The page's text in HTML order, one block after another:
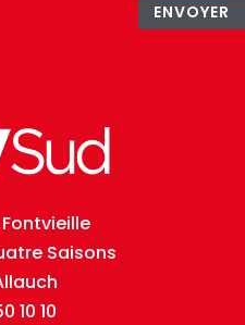
ENVOYER
Fontvieille
Saisons
10 10